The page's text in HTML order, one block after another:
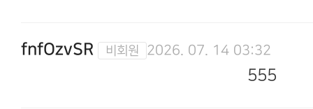
fnfOzvSR 2026. 07. 14 03:32
555